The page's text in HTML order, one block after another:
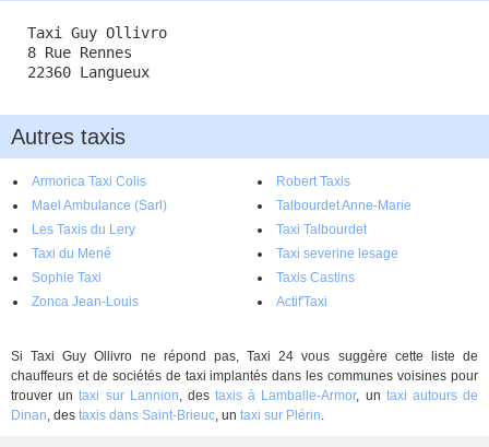
Taxi Guy Ollivro
8 Rue Rennes
22360 Langueux
Autres taxis
Armorica Taxi Colis
Robert Taxis
Mael Ambulance (Sarl)
Talbourdet Anne-Marie
Les Taxis du Lery
Taxi Talbourdet
Taxi du Mené
Taxi severine lesage
Sophie Taxi
Taxis Castins
Zonca Jean-Louis
Actif'Taxi
Si Taxi Guy Ollivro ne répond pas, Taxi 24 vous suggère cette liste de
chauffeurs et de sociétés de taxi implantés dans les communes voisines pour
trouver untaxi sur Lannion, destaxis à Lamballe-Armor, un taxi autours de
Dinan, des taxis dans Saint-Brieuc, un taxi sur Plérin.